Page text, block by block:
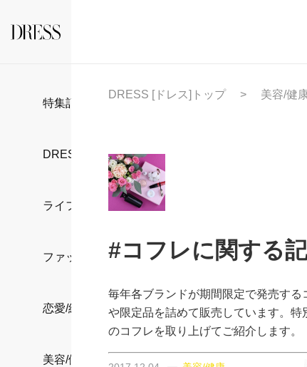
特集記事
DRESS部活
ライフスタイル
ファッション
恋愛/結婚/離婚
美容/健康
DRESS [ドレス]トップ 美容/健
#コフレに関する
毎年各ブランドが期間限定で発売す
や限定品を詰めて販売しています。
のコフレを取り上げてご紹介します。